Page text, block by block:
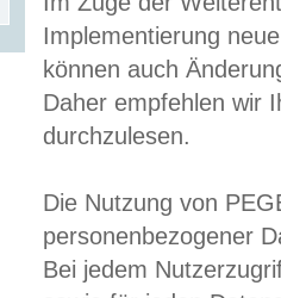
Implementierung
können auch
Daher empfehlen wir
durchzulesen.
Die Nutzung von
personenbezogener
Bei jedem